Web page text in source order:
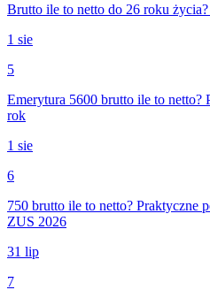
Brutto ile to netto do 26 roku
1 sie
5
Emerytura 5600 brutto ile to netto?
rok
1 sie
6
750 brutto ile to netto? Praktyczne
ZUS 2026
31 lip
7